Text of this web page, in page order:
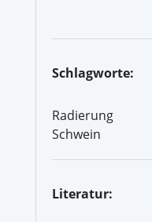
Schlagworte:
Radierung
Schwein
Literatur: